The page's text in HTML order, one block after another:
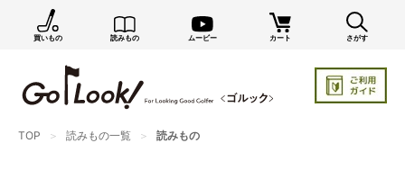
買いもの 読みもの ムービー カート さがす
TOP 読みもの一覧 読みもの
×
GO/LOOK! からのお知らせ（受信設定）
新商品情報や編集部のオススメ、オトクな情報・買い
まだご登録でない方はぜひ！